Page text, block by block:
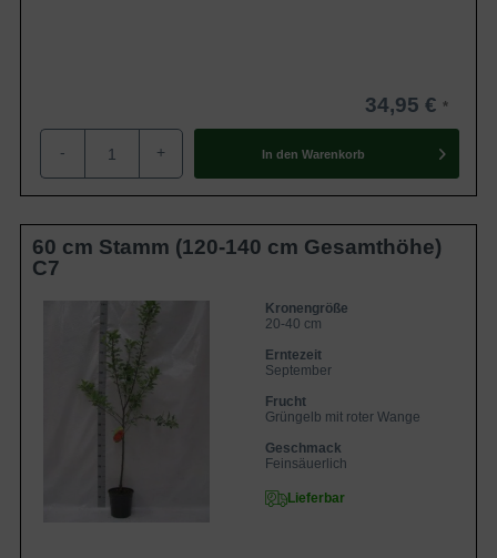
34,95 €
- + In den Warenkorb
60 cm Stamm (120-140 cm Gesamthöhe)
C7
Kronengröße
20-40 cm
Erntezeit
September
Frucht
Grüngelb mit roter Wange
Geschmack
Feinsäuerlich
Lieferbar